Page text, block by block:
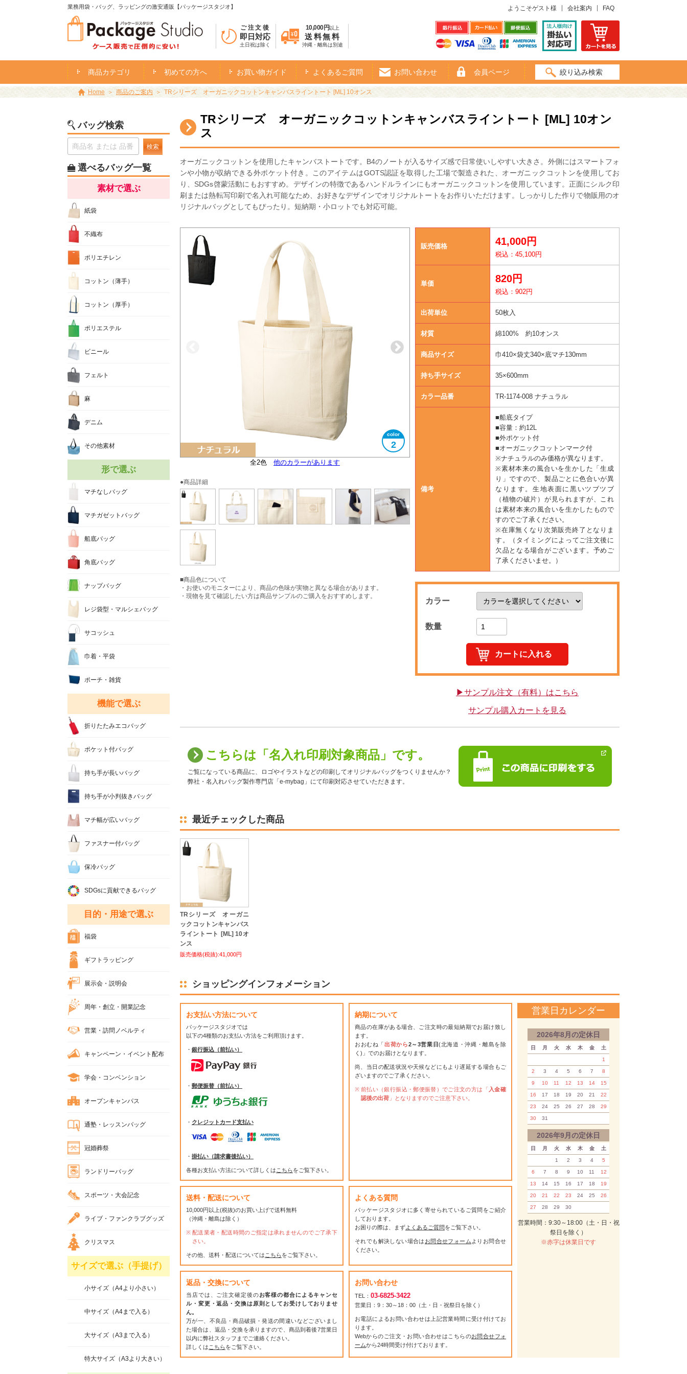
業務用袋・バッグ、ラッピングの激安通販【パッケージスタジオ】
ご注文後
即日対応
土日祝は除く
10,000円 以上
送料無料
沖縄・離島は別途
ようこそゲスト様 会社案内 FAQ
商品カテゴリ 初めての方へ お買い物ガイド よくあるご質問 お問い合わせ 会員ページ 絞り込み検索
Home 商品のご案内 TRシリーズ オーガニックコットンキャンバスライントート [ML] 10オンス
TRシリーズ オーガニックコットンキャンバスライントート [ML] 10オン
ス
オーガニックコットンを使用したキャンバストートです。B4のノートが入るサイズ感で日常使いしやすい大きさ。外側にはスマートフォ
ンや小物が収納できる外ポケット付き。このアイテムはGOTS認証を取得した工場で製造された、オーガニックコットンを使用してお
り、SDGs啓蒙活動にもおすすめ。デザインの特徴であるハンドルラインにもオーガニックコットンを使用しています。正面にシルク印
刷または熱転写印刷で名入れ可能なため、お好きなデザインでオリジナルトートをお作りいただけます。しっかりした作りで物販用のオ
リジナルバッグとしてもぴったり。短納期・小ロットでも対応可能。
全2色 他のカラーがあります
2
B4サイズ対応
外ポケット付
オーガニックコットンマーク付
大きさイメージ
使用イメージ
●商品詳細
■商品色について
・お使いのモニターにより、商品の色味が実物と異なる場合があります。
・現物を見て確認したい方は商品サンプルのご購入をおすすめします。
販売価格 41,000円
税込：45,100円
単価 820円
税込：902円
出荷単位 50枚入
材質 綿100% 約10オンス
商品サイズ 巾410×袋丈340×底マチ130mm
持ち手サイズ 35×600mm
カラー品番 TR-1174-008 ナチュラル
備考
■船底タイプ
■容量：約12L
■外ポケット付
■オーガニックコットンマーク付
※ナチュラルのみ価格が異なります。
※素材本来の風合いを生かした「生成
り」ですので、製品ごとに色合いが異
なります。生地表面に黒いツブツブ
（植物の破片）が見られますが、これ
は素材本来の風合いを生かしたもので
すのでご了承ください。
※在庫無くなり次第販売終了となりま
す。（タイミングによってご注文後に
欠品となる場合がございます。予めご
了承くださいませ。）
カラー
数量
▶サンプル注文（有料）はこちら
サンプル購入カートを見る
こちらは「名入れ印刷対象商品」です。
ご覧になっている商品に、ロゴやイラストなどの印刷してオリジナルバッグをつくりませんか？
弊社・名入れバッグ製作専門店「e-mybag」にて印刷対応させていただきます。
最近チェックした商品
TRシリーズ オーガニ
ックコットンキャンバス
ライントート [ML] 10オ
ンス
販売価格(税抜):41,000円
ショッピングインフォメーション
お支払い方法について
パッケージスタジオでは
以下の4種類のお支払い方法をご利用頂けます。
・ 銀行振込（前払い）
・ 郵便振替（前払い）
・ クレジットカード支払い
・ 掛払い（請求書後払い）
各種お支払い方法について詳しくは こちらをご覧下さい。
納期について
商品の在庫がある場合、ご注文時の最短納期でお届け致し
ます。
おおむね「出荷から2～3営業日(北海道・沖縄・離島を除
く)」でのお届けとなります。
尚、当日の配送状況や天候などにもより遅延する場合もご
ざいますのでご了承ください。
前払い（銀行振込・郵便振替）でご注文の方は「 入金確
認後の出荷 」となりますのでご注意下さい。
送料・配送について
10,000円以上(税抜)のお買い上げで送料無料
（沖縄・離島は除く）
配送業者・配送時間のご指定は承れませんのでご了承下
さい。
その他、送料・配送については こちらをご覧下さい。
よくある質問
パッケージスタジオに多く寄せられているご質問をご紹介
しております。
お困りの際は、まずよくあるご質問をご覧下さい。
それでも解決しない場合は お問合せフォーム よりお問合せ
ください。
返品・交換について
当店では、ご注文確定後のお客様の都合によるキャンセ
ル・変更・返品・交換は原則としてお受けしておりませ
ん。
万が一、不良品・商品破損・発送の間違いなどございまし
た場合は、返品・交換を承りますので、商品到着後7営業日
以内に弊社スタッフまでご連絡ください。
詳しくは こちらをご覧下さい。
お問い合わせ
TEL： 03-6825-3422
営業日：9：30～18：00（土・日・祝祭日を除く）
お電話によるお問い合わせは上記営業時間に受け付けてお
ります。
Webからのご注文・お問い合わせはこちらのお問合せフォ
ームから24時間受け付けております。
営業日カレンダー
2026年8月の定休日
日 月 火 水 木 金 土
1
2 3 4 5 6 7 8
9 10 11 12 13 14 15
16 17 18 19 20 21 22
23 24 25 26 27 28 29
30 31
2026年9月の定休日
日 月 火 水 木 金 土
1 2 3 4 5
6 7 8 9 10 11 12
13 14 15 16 17 18 19
20 21 22 23 24 25 26
27 28 29 30
営業時間：9:30～18:00（土・日・祝
祭日を除く）
※赤字は休業日です
バッグ検索
検索
選べるバッグ一覧
素材で選ぶ
紙袋
不織布
ポリエチレン
コットン（薄手）
コットン（厚手）
ポリエステル
ビニール
フェルト
麻
デニム
その他素材
形で選ぶ
マチなしバッグ
マチガゼットバッグ
船底バッグ
角底バッグ
ナップバッグ
レジ袋型・マルシェバッグ
サコッシュ
巾着・平袋
ポーチ・雑貨
機能で選ぶ
折りたたみエコバッグ
ポケット付バッグ
持ち手が長いバッグ
持ち手が小判抜きバッグ
マチ幅が広いバッグ
ファスナー付バッグ
保冷バッグ
SDGsに貢献できるバッグ
目的・用途で選ぶ
福袋
ギフトラッピング
展示会・説明会
周年・創立・開業記念
営業・訪問ノベルティ
キャンペーン・イベント配布
学会・コンベンション
オープンキャンパス
通塾・レッスンバッグ
冠婚葬祭
ランドリーバッグ
スポーツ・大会記念
ライブ・ファンクラブグッズ
クリスマス
サイズで選ぶ（手提げ）
小サイズ（A4より小さい）
中サイズ（A4まで入る）
大サイズ（A3まで入る）
特大サイズ（A3より大きい）